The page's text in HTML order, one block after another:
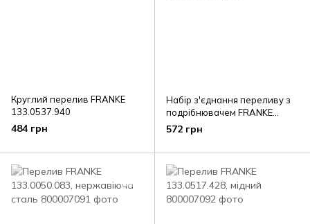
Круглий перелив FRANKE
133.0537.940
484 грн
Набір з'єднання переливу з
подрібнювачем FRANKE
112.0277.144
572 грн